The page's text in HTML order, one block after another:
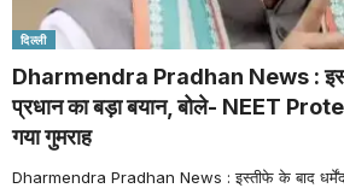
दिल्ली
Dharmendra Pradhan News :
प्रधान का बड़ा बयान, बोले- NEET
गया गुमराह
Dharmendra Pradhan News : इस्तीफे के बाद